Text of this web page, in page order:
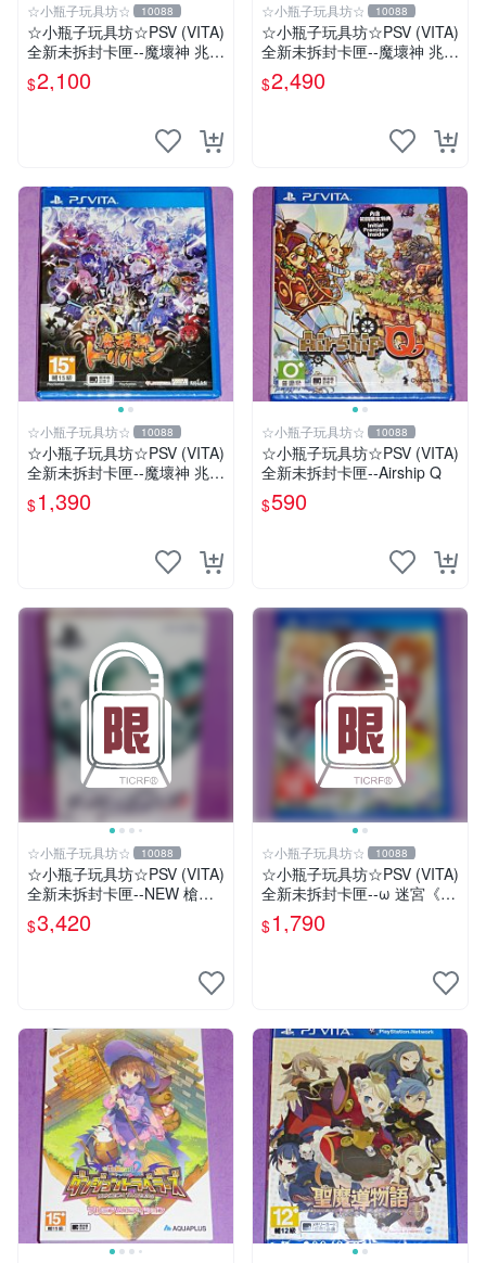
☆小瓶子玩具坊☆ 10088
☆小瓶子玩具坊☆PSV (VITA)
全新未拆封卡匣--魔壞神 兆力
翁 限定版 (亞版日文版)+特
典--美術集
$2,100
☆小瓶子玩具坊☆ 10088
☆小瓶子玩具坊☆PSV (VITA)
全新未拆封卡匣--魔壞神 兆力
翁 Trader 店舖特典通常版
+特典--美術集
$2,490
☆小瓶子玩具坊☆ 10088
☆小瓶子玩具坊☆PSV (VITA)
全新未拆封卡匣--魔壞神 兆力
翁 (亞版日文版)
$1,390
☆小瓶子玩具坊☆ 10088
☆小瓶子玩具坊☆PSV (VITA)
全新未拆封卡匣--Airship Q
$590
☆小瓶子玩具坊☆ 10088
☆小瓶子玩具坊☆PSV (VITA)
全新未拆封卡匣--NEW 槍彈
辯駁 V3 大家的自相殘殺新學
期 限定版 (日版)
$3,420
☆小瓶子玩具坊☆ 10088
☆小瓶子玩具坊☆PSV (VITA)
全新未拆封卡匣--ω 迷宮《ω
Labyrinth》(日版)
$1,790